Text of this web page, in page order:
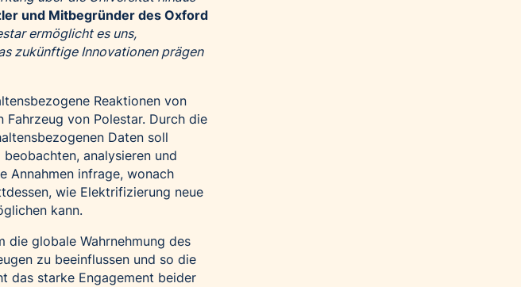
und Mitbegründer des Oxford
ermöglicht es uns,
zukünftige Innovationen prägen
Reaktionen von
von Polestar. Durch die
Daten soll
analysieren und
Annahmen infrage, wonach
wie Elektrifizierung neue
kann.
die globale Wahrnehmung des
zu beeinflussen und so die
das starke Engagement beider